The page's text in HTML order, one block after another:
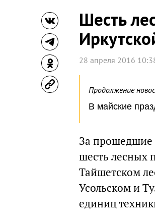
Шесть
28 апреля 2016
Продолжение
В майские
За прошедшие
шесть лесных
Тайшетском
Усольском и
единиц